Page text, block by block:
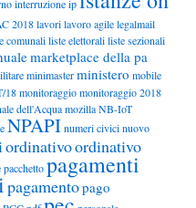
interruzioneip
2018lavorilavoro agilelegalmail
comunaliliste elettoraliliste sezionali
marketplace della pa
minimasterministero mobile
18monitoraggiomonitoraggio 2018
dell'AcquamozillaNB-IoT
NPAPInumeri civicinuovo
ordinativoordinativo
pacchettopagamenti
pagamentopago